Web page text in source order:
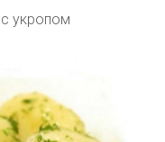
укропом